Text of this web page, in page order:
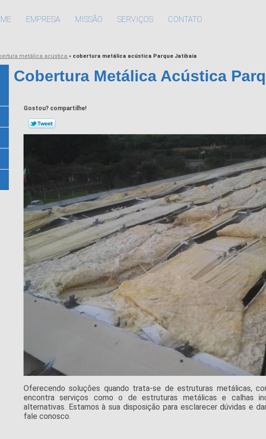
EMPRESA MISSÃO SERVIÇOS CONTATO
metálica acústica » cobertura metálica acústica Parque Jatibaia
Cobertura Metálica Acústica
Gostou? compartilhe!
Oferecendo soluções quando trata-se de estruturas metálicas,
encontra serviços como o de estruturas metálicas e calhas
alternativas. Estamos à sua disposição para esclarecer dúvidas e
fale conosco.